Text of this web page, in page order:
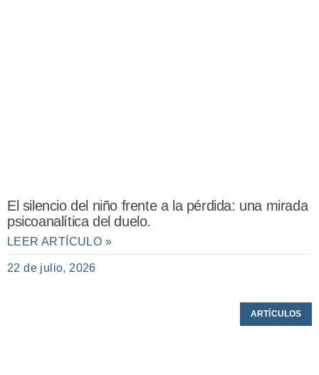
El silencio del niño frente a la pérdida: una mirada
psicoanalítica del duelo.
LEER ARTÍCULO »
22 de julio, 2026
ARTÍCULOS